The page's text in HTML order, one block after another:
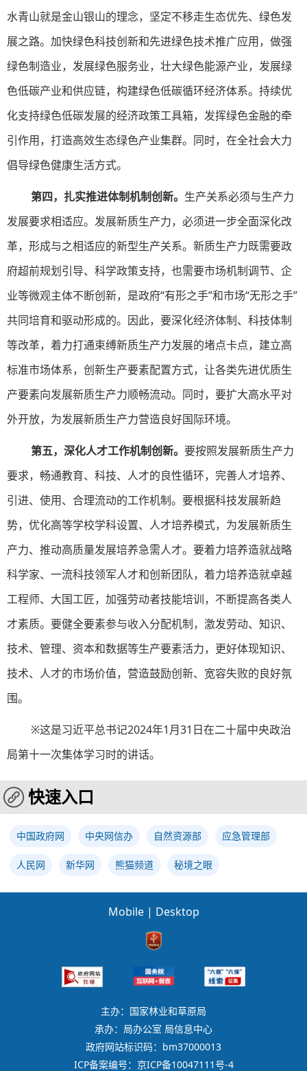
水青山就是金山银山的理念，坚定不移走生态优先、绿色发
展之路。加快绿色科技创新和先进绿色技术推广应用，做强
绿色制造业，发展绿色服务业，壮大绿色能源产业，发展绿
色低碳产业和供应链，构建绿色低碳循环经济体系。持续优
化支持绿色低碳发展的经济政策工具箱，发挥绿色金融的牵
引作用，打造高效生态绿色产业集群。同时，在全社会大力
倡导绿色健康生活方式。
第四，扎实推进体制机制创新。 生产关系必须与生产力
发展要求相适应。发展新质生产力，必须进一步全面深化改
革，形成与之相适应的新型生产关系。新质生产力既需要政
府超前规划引导、科学政策支持，也需要市场机制调节、企
业等微观主体不断创新，是政府“有形之手”和市场“无形之手”
共同培育和驱动形成的。因此，要深化经济体制、科技体制
等改革，着力打通束缚新质生产力发展的堵点卡点，建立高
标准市场体系，创新生产要素配置方式，让各类先进优质生
产要素向发展新质生产力顺畅流动。同时，要扩大高水平对
外开放，为发展新质生产力营造良好国际环境。
第五，深化人才工作机制创新。 要按照发展新质生产力
要求，畅通教育、科技、人才的良性循环，完善人才培养、
引进、使用、合理流动的工作机制。要根据科技发展新趋
势，优化高等学校学科设置、人才培养模式，为发展新质生
产力、推动高质量发展培养急需人才。要着力培养造就战略
科学家、一流科技领军人才和创新团队，着力培养造就卓越
工程师、大国工匠，加强劳动者技能培训，不断提高各类人
才素质。要健全要素参与收入分配机制，激发劳动、知识、
技术、管理、资本和数据等生产要素活力，更好体现知识、
技术、人才的市场价值，营造鼓励创新、宽容失败的良好氛
围。
※这是习近平总书记2024年1月31日在二十届中央政治
局第十一次集体学习时的讲话。
快速入口
中国政府网 中央网信办 自然资源部 应急管理部
人民网 新华网 熊猫频道 秘境之眼
Mobile | Desktop
主办：国家林业和草原局
承办：局办公室 局信息中心
政府网站标识码：bm37000013
ICP备案编号：京ICP备10047111号-4